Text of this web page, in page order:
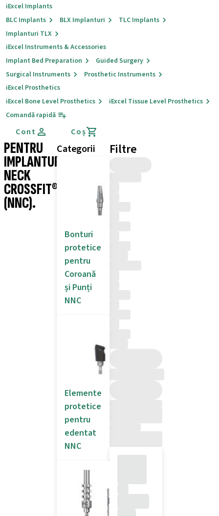
iExcel Implants
BLC Implants
BLX Implanturi
TLC Implants
Implanturi TLX
iExcel Instruments & Accessories
Implant Bed Preparation
Guided Surgery
Surgical Instruments
Prosthetic Instruments
iExcel Prosthetics
iExcel Bone Level Prosthetics
iExcel Tissue Level Prosthetics
Comandă rapidă
Cont Coș
PENTRU
IMPLANTURI
NECK
CROSSFIT®
(NNC).
Categorii
Bonturi
protetice
pentru
Coroană
și Punți
NNC
Elemente
protetice
pentru
edentat
NNC
Filtre